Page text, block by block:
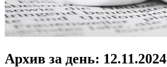
Архив за день: 12.11.2024